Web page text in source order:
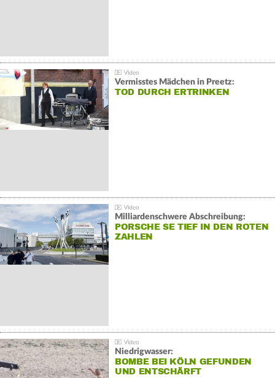
Vermisstes Mädchen in Preetz:
TOD DURCH ERTRINKEN
Milliardenschwere Abschreibung:
PORSCHE SE TIEF IN DEN ROTEN
ZAHLEN
Niedrigwasser:
BOMBE BEI KÖLN GEFUNDEN
UND ENTSCHÄRFT